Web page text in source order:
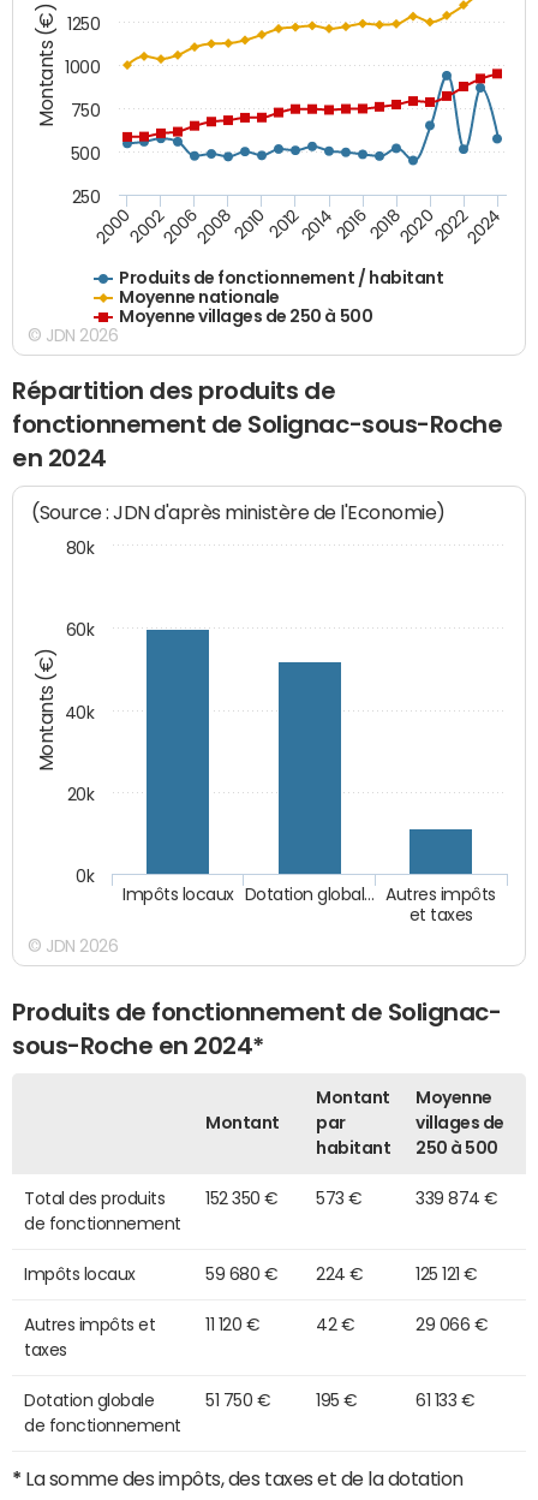
Montants (€)
Produits de fonctionnement / habitant
Moyenne nationale
Moyenne villages de 250 à 500
200020022006200820102012201420162018202020222024
250
500
750
1000
1250
© JDN 2026
Répartition des produits de
fonctionnement de Solignac-sous-Roche
en 2024
Montants (€)
(Source : JDN d'après ministère de l'Economie)
Autres impôts
et taxes
Dotation global…
Impôts locaux
0k
20k
40k
60k
80k
© JDN 2026
Produits de fonctionnement de Solignac-
sous-Roche en 2024*
Montant
Montant
par
habitant
Moyenne
villages de
250 à 500
Total des produits
de fonctionnement
152 350 € 573 € 339 874 €
Impôts locaux 59 680 € 224 € 125 121 €
Autres impôts et
taxes
11 120 € 42 € 29 066 €
Dotation globale
de fonctionnement
51 750 € 195 € 61 133 €
* La somme des impôts, des taxes et de la dotation